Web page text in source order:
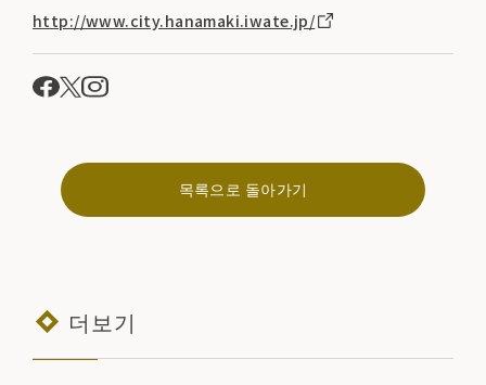
http://www.city.hanamaki.iwate.jp/
목록으로 돌아가기
더보기